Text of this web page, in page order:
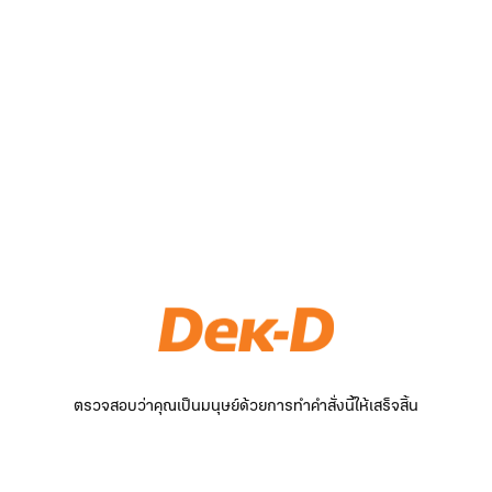
ตรวจสอบว่าคุณเป็นมนุษย์ด้วยการทำคำสั่งนี้ให้เสร็จสิ้น